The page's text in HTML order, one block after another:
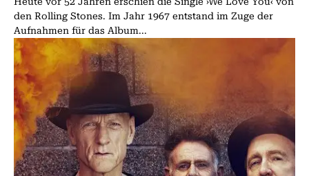
den Rolling Stones. Im Jahr 1967 entstand im Zuge der
Aufnahmen für das Album...